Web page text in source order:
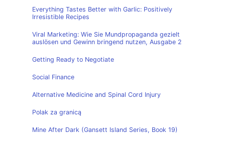
Everything Tastes Better with Garlic: Positively
Irresistible Recipes
Viral Marketing: Wie Sie Mundpropaganda gezielt
auslösen und Gewinn bringend nutzen, Ausgabe 2
Getting Ready to Negotiate
Social Finance
Alternative Medicine and Spinal Cord Injury
Polak za granicą
Mine After Dark (Gansett Island Series, Book 19)